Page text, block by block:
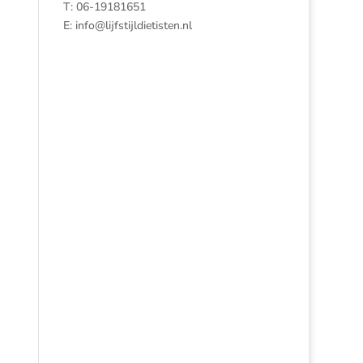
T: 06-19181651
E: info@lijfstijldietisten.nl